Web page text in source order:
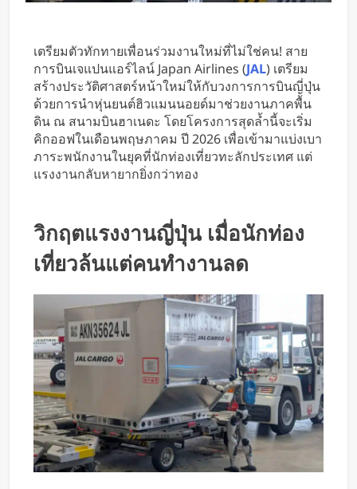
เตรียมตัวทักทายเพื่อนร่วมงานใหม่ที่ไม่ใช่คน! สาย
การบินเจแปนแอร์ไลน์ Japan Airlines (JAL) เตรียม
สร้างประวัติศาสตร์หน้าใหม่ให้กับวงการการบินญี่ปุ่น
ด้วยการนำหุ่นยนต์ฮิวแมนนอยด์มาช่วยงานภาคพื้น
ดิน ณ สนามบินฮาเนดะ โดยโครงการสุดล้ำนี้จะเริ่ม
คิกออฟในเดือนพฤษภาคม ปี 2026 เพื่อเข้ามาแบ่งเบา
ภาระพนักงานในยุคที่นักท่องเที่ยวทะลักประเทศ แต่
แรงงานกลับหายากยิ่งกว่าทอง
วิกฤตแรงงานญี่ปุ่น เมื่อนักท่อง
เที่ยวล้นแต่คนทำงานลด